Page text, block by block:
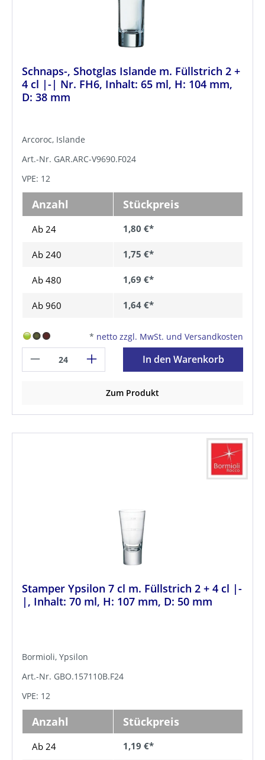
Schnaps-, Shotglas Islande m. Füllstrich 2 +
4 cl |-| Nr. FH6, Inhalt: 65 ml, H: 104 mm,
D: 38 mm
Arcoroc, Islande
Art.-Nr. GAR.ARC-V9690.F024
VPE: 12
Anzahl Stückpreis
Ab 24 1,80 €*
Ab 240 1,75 €*
Ab 480 1,69 €*
Ab 960 1,64 €*
* netto zzgl. MwSt. und Versandkosten
In den Warenkorb
Zum Produkt
Stamper Ypsilon 7 cl m. Füllstrich 2 + 4 cl |-
|, Inhalt: 70 ml, H: 107 mm, D: 50 mm
Bormioli, Ypsilon
Art.-Nr. GBO.157110B.F24
VPE: 12
Anzahl Stückpreis
Ab 24 1,19 €*